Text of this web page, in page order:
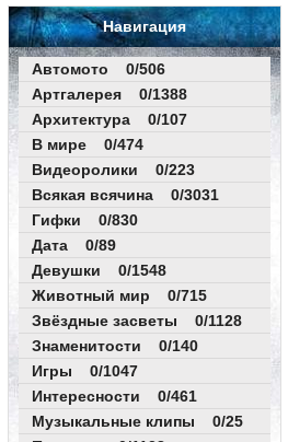
Навигация
Автомото 0/506
Артгалерея 0/1388
Архитектура 0/107
В мире 0/474
Видеоролики 0/223
Всякая всячина 0/3031
Гифки 0/830
Дата 0/89
Девушки 0/1548
Животный мир 0/715
Звёздные засветы 0/1128
Знаменитости 0/140
Игры 0/1047
Интересности 0/461
Музыкальные клипы 0/25